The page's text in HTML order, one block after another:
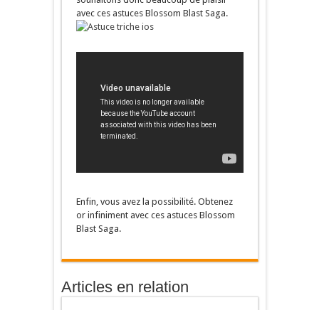
avec ces astuces Blossom Blast Saga.
Enfin, vous avez la possibilité. Obtenez
or infiniment avec ces astuces Blossom
Blast Saga.
Articles en relation